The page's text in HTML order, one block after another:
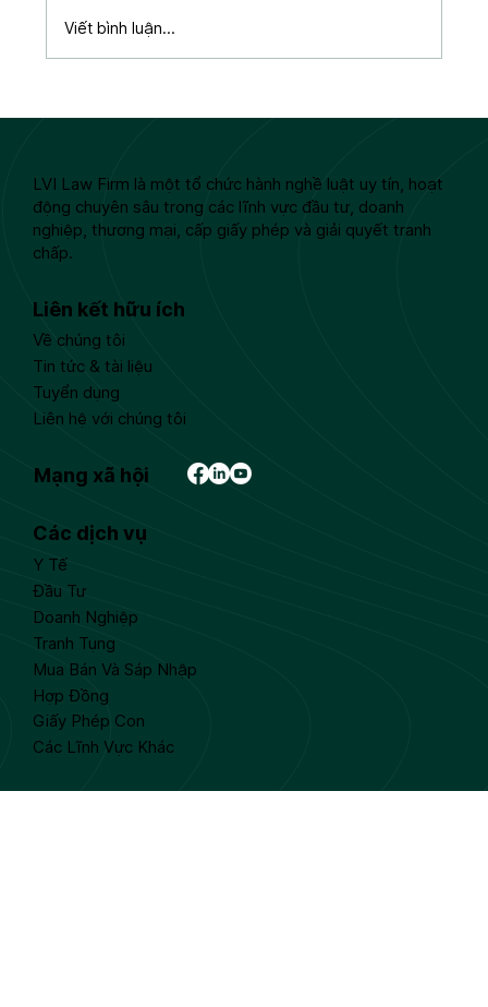
Viết bình luận...
LVI Law Firm là một tổ chức hành nghề luật uy tín, hoạt
động chuyên sâu trong các lĩnh vực đầu tư, doanh
nghiệp, thương mại, cấp giấy phép và giải quyết tranh
chấp.
Liên kết hữu ích
Về chúng tôi
Tin tức & tài liệu
Tuyển dụng
Liên hệ với chúng tôi
Các dịch vụ
Y Tế
Đầu Tư
Doanh Nghiệp
Tranh Tụng
Mua Bán Và Sáp Nhập
Hợp Đồng
Giấy Phép Con
Các Lĩnh Vực Khác
Mạng xã hội